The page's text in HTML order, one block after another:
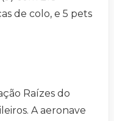
de colo, e 5 pets
Raízes do
A aeronave